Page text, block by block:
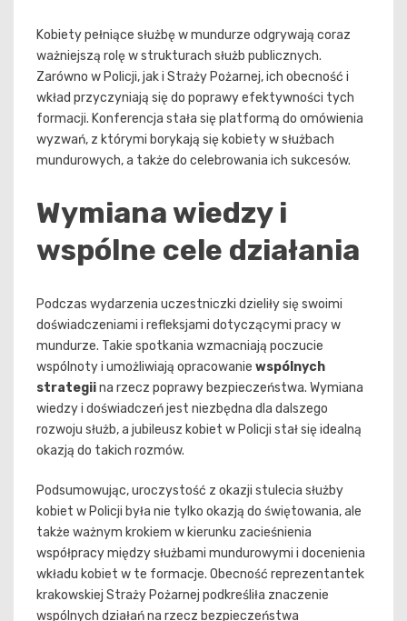
Kobiety pełniące służbę w mundurze odgrywają coraz
ważniejszą rolę w strukturach służb publicznych.
Zarówno w Policji, jak i Straży Pożarnej, ich obecność i
wkład przyczyniają się do poprawy efektywności tych
formacji. Konferencja stała się platformą do omówienia
wyzwań, z którymi borykają się kobiety w służbach
mundurowych, a także do celebrowania ich sukcesów.
Wymiana wiedzy i
wspólne cele działania
Podczas wydarzenia uczestniczki dzieliły się swoimi
doświadczeniami i refleksjami dotyczącymi pracy w
mundurze. Takie spotkania wzmacniają poczucie
wspólnoty i umożliwiają opracowanie wspólnych
strategiina rzecz poprawy bezpieczeństwa. Wymiana
wiedzy i doświadczeń jest niezbędna dla dalszego
rozwoju służb, a jubileusz kobiet w Policji stał się idealną
okazją do takich rozmów.
Podsumowując, uroczystość z okazji stulecia służby
kobiet w Policji była nie tylko okazją do świętowania, ale
także ważnym krokiem w kierunku zacieśnienia
współpracy między służbami mundurowymi i docenienia
wkładu kobiet w te formacje. Obecność reprezentantek
krakowskiej Straży Pożarnej podkreśliła znaczenie
wspólnych działań na rzecz bezpieczeństwa